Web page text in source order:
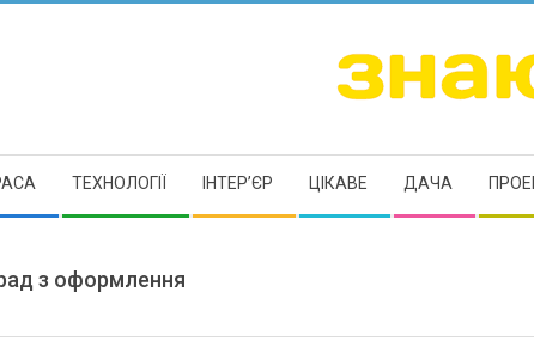
ЗНАЮ
ТЕХНОЛОГІЇ ІНТЕР’ЄР ЦІКАВЕ ДАЧА
з оформлення